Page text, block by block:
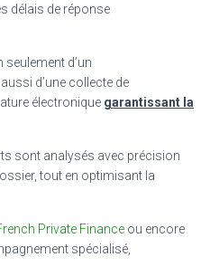
délais de réponse
seulement d’un
d’une collecte de
électronique garantissant la
sont analysés avec précision
tout en optimisant la
Private Finance ou encore
spécialisé,